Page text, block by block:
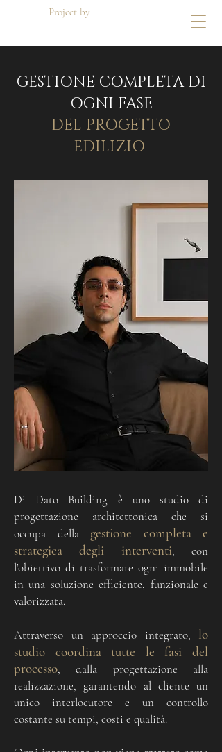
Project by
GESTIONE COMPLETA DI
OGNI FASE
DEL PROGETTO
EDILIZIO
Di Dato Building è uno studio di
progettazione architettonica che si
occupa della gestione completa e
strategica degli interventi, con
l’obiettivo di trasformare ogni immobile
in una soluzione efficiente, funzionale e
valorizzata.
Attraverso un approccio integrato, lo
studio coordina tutte le fasi del
processo, dalla progettazione alla
realizzazione, garantendo al cliente un
unico interlocutore e un controllo
costante su tempi, costi e qualità.